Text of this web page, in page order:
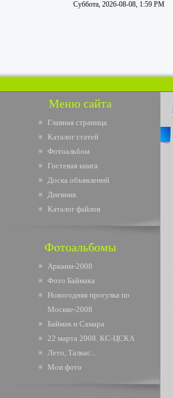
Суббота, 2026-08-08, 1:59 PM
Меню сайта
Главная страница
Каталог статей
Фотоальбом
Гостевая книга
Доска объявлений
Дневник
Каталог файлов
Фотоальбомы
Аркаим-2008
Фото Баймака
Новогодняя прогулка по
Москве-2008
Баймак и Самара
22 марта 2008. КС-ЦСКА
Лето, Талкас...
Мои фото